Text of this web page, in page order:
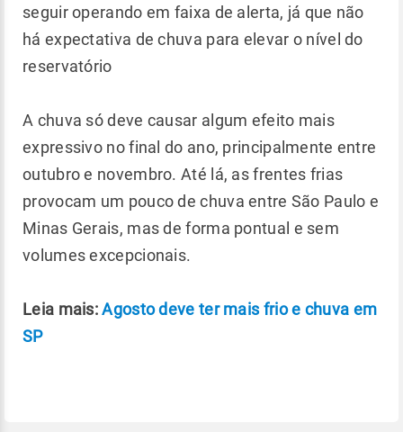
seguir operando em faixa de alerta, já que não
há expectativa de chuva para elevar o nível do
reservatório
A chuva só deve causar algum efeito mais
expressivo no final do ano, principalmente entre
outubro e novembro. Até lá, as frentes frias
provocam um pouco de chuva entre São Paulo e
Minas Gerais, mas de forma pontual e sem
volumes excepcionais.
Leia mais:Agosto deve ter mais frio e chuva em
SP